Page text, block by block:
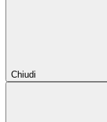
Chiudi